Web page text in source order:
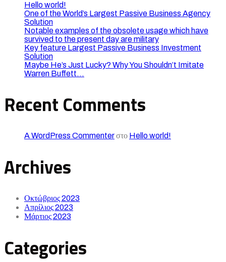
Hello world!
One of the World’s Largest Passive Business Agency
Solution
Notable examples of the obsolete usage which have
survived to the present day are military
Key feature Largest Passive Business Investment
Solution
Maybe He’s Just Lucky? Why You Shouldn’t Imitate
Warren Buffett…
Recent Comments
A WordPress Commenterστο Hello world!
Archives
Οκτώβριος 2023
Απρίλιος 2023
Μάρτιος 2023
Categories